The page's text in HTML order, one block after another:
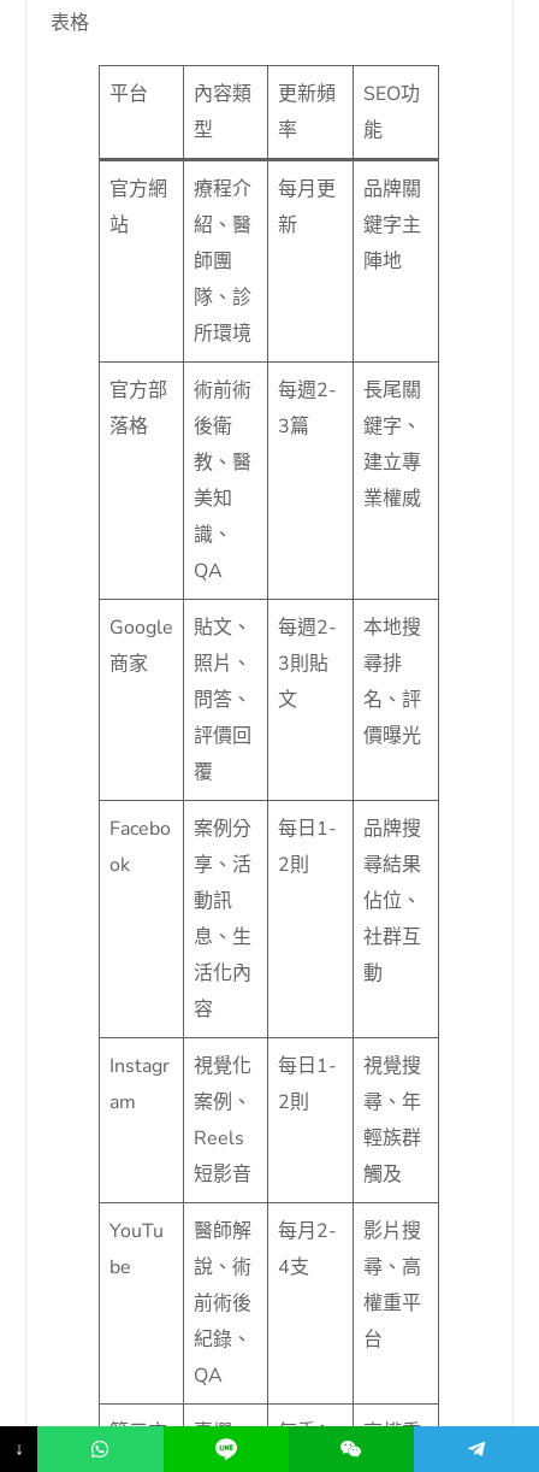
表格
平台
內容類
型
更新頻
率
SEO功
能
官方網
站
療程介
紹、醫
師團
隊、診
所環境
每月更
新
品牌關
鍵字主
陣地
官方部
落格
術前術
後衛
教、醫
美知
識、
QA
每週2-
3篇
長尾關
鍵字、
建立專
業權威
Google
商家
貼文、
照片、
問答、
評價回
覆
每週2-
3則貼
文
本地搜
尋排
名、評
價曝光
Facebo
ok
案例分
享、活
動訊
息、生
活化內
容
每日1-
2則
品牌搜
尋結果
佔位、
社群互
動
Instagr
am
視覺化
案例、
Reels
短影音
每日1-
2則
視覺搜
尋、年
輕族群
觸及
YouTu
be
醫師解
說、術
前術後
紀錄、
QA
每月2-
4支
影片搜
尋、高
權重平
台
第三方
專欄、
每季1-
高權重
↓